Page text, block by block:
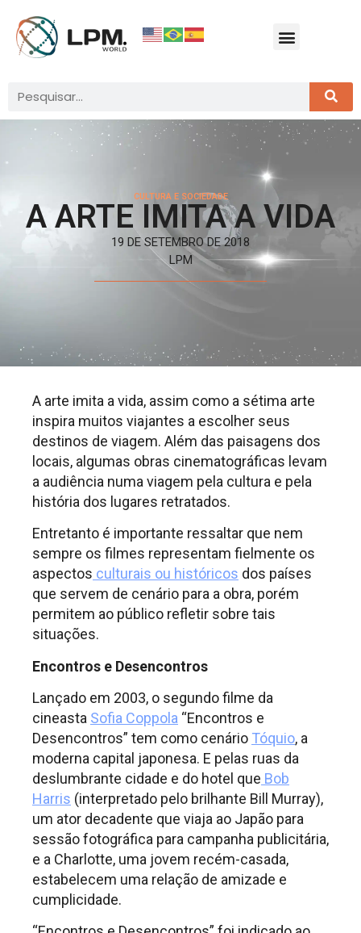
CULTURA E SOCIEDADE
A ARTE IMITA A VIDA
19 DE SETEMBRO DE 2018
LPM
A arte imita a vida, assim como a sétima arte
inspira muitos viajantes a escolher seus
destinos de viagem. Além das paisagens dos
locais, algumas obras cinematográficas levam
a audiência numa viagem pela cultura e pela
história dos lugares retratados.
Entretanto é importante ressaltar que nem
sempre os filmes representam fielmente os
aspectos culturais ou históricos dos países
que servem de cenário para a obra, porém
permitem ao público refletir sobre tais
situações.
Encontros e Desencontros
Lançado em 2003, o segundo filme da
cineasta Sofia Coppola “Encontros e
Desencontros” tem como cenário Tóquio, a
moderna capital japonesa. E pelas ruas da
deslumbrante cidade e do hotel que Bob
Harris (interpretado pelo brilhante Bill Murray),
um ator decadente que viaja ao Japão para
sessão fotográfica para campanha publicitária,
e a Charlotte, uma jovem recém-casada,
estabelecem uma relação de amizade e
cumplicidade.